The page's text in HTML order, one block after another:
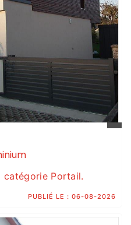
catégorie Portail.
PUBLIÉ LE : 06-08-2026